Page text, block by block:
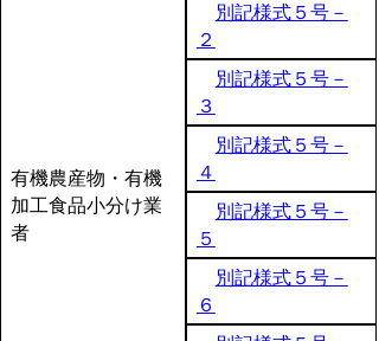
有機農産物・有機
加工食品小分け業
者
別記様式５号－
２
別記様式５号－
３
別記様式５号－
４
別記様式５号－
５
別記様式５号－
６